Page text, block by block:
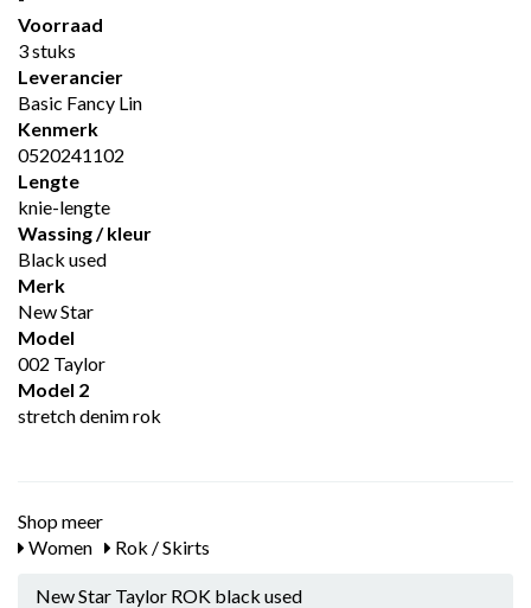
Voorraad
3 stuks
Leverancier
Basic Fancy Lin
Kenmerk
0520241102
Lengte
knie-lengte
Wassing / kleur
Black used
Merk
New Star
Model
002 Taylor
Model 2
stretch denim rok
Shop meer
Women
Rok / Skirts
New Star Taylor ROK black used